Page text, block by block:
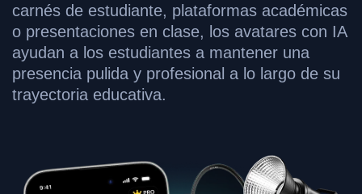
carnés de estudiante, plataformas académicas
o presentaciones en clase, los avatares con IA
ayudan a los estudiantes a mantener una
presencia pulida y profesional a lo largo de su
trayectoria educativa.